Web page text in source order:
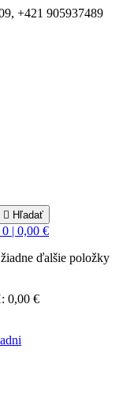
+421 905937489
 Hľadať
0 | 0,00 €
ďalšie položky
0,00 €